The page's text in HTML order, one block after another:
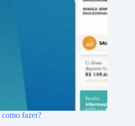
fazer?